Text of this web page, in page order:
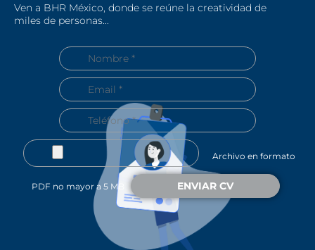
Ven a BHR México, donde se reúne la creatividad de
miles de personas...
Archivo en formato
PDF no mayor a 5 MB